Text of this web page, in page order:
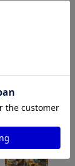
DM23-RP4-B01-